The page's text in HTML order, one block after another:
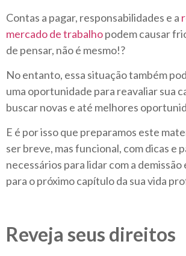
Contas a pagar, responsabilidades e a
mercado de trabalhopodem causar
de pensar, não é mesmo!?
No entanto, essa situação também
uma oportunidade para reavaliar sua
buscar novas e até melhores
E é por isso que preparamos este
ser breve, mas funcional, com dicas e
necessários para lidar com a
para o próximo capítulo da sua vida
Reveja seus direitos